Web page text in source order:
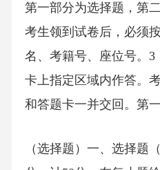
第一部分为选择题，第
考生领到试卷后，必须
名、考籍号、座位号。
卡上指定区域内作答。
和答题卡一并交回。第
（选择题）一、选择题